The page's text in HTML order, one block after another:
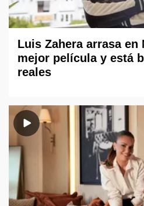
Luis Zahera arrasa en
mejor película y está
reales